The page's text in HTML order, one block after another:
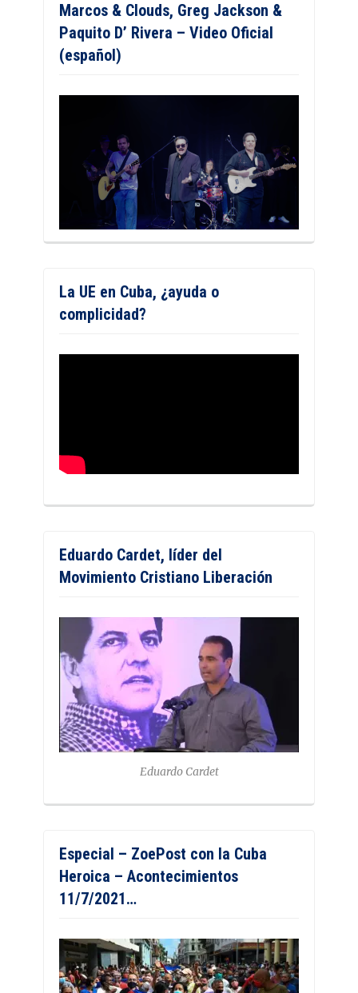
Marcos & Clouds, Greg Jackson &
Paquito D’ Rivera – Video Oficial
(español)
La UE en Cuba, ¿ayuda o
complicidad?
Eduardo Cardet, líder del
Movimiento Cristiano Liberación
Eduardo Cardet
Especial – ZoePost con la Cuba
Heroica – Acontecimientos
11/7/2021…